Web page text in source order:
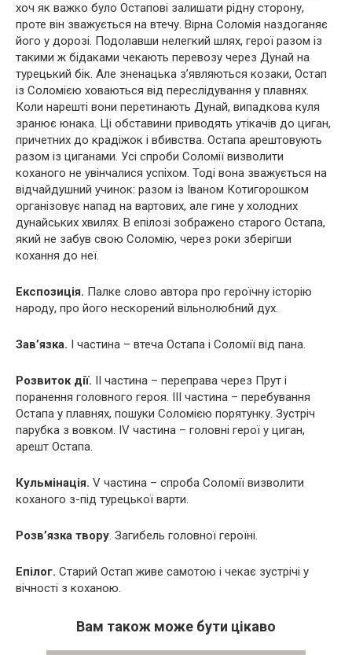
хоч як важко було Остапові залишати рідну сторону,
проте він зважується на втечу. Вірна Соломія наздоганяє
його у дорозі. Подолавши нелегкий шлях, герої разом із
такими ж бідаками чекають перевозу через Дунай на
турецький бік. Але зненацька з’являються козаки, Остап
із Соломією ховаються від переслідування у плавнях.
Коли нарешті вони перетинають Дунай, випадкова куля
зранює юнака. Ці обставини приводять утікачів до циган,
причетних до крадіжок і вбивства. Остапа арештовують
разом із циганами. Усі спроби Соломії визволити
коханого не увінчалися успіхом. Тоді вона зважується на
відчайдушний учинок: разом із Іваном Котигорошком
організовує напад на вартових, але гине у холодних
дунайських хвилях. В епілозі зображено старого Остапа,
який не забув свою Соломію, через роки зберігши
кохання до неї.
Експозиція. Палке слово автора про героїчну історію
народу, про його нескорений вільнолюбний дух.
Зав’язка. I частина – втеча Остапа і Соломії від пана.
Розвиток дії. II частина – переправа через Прут і
поранення головного героя. III частина – перебування
Остапа у плавнях, пошуки Соломією порятунку. Зустріч
парубка з вовком. IV частина – головні герої у циган,
арешт Остапа.
Кульмінація. V частина – спроба Соломії визволити
коханого з-під турецької варти.
Розв’язка твору. Загибель головної героїні.
Епілог. Старий Остап живе самотою і чекає зустрічі у
вічності з коханою.
Вам також може бути цікаво